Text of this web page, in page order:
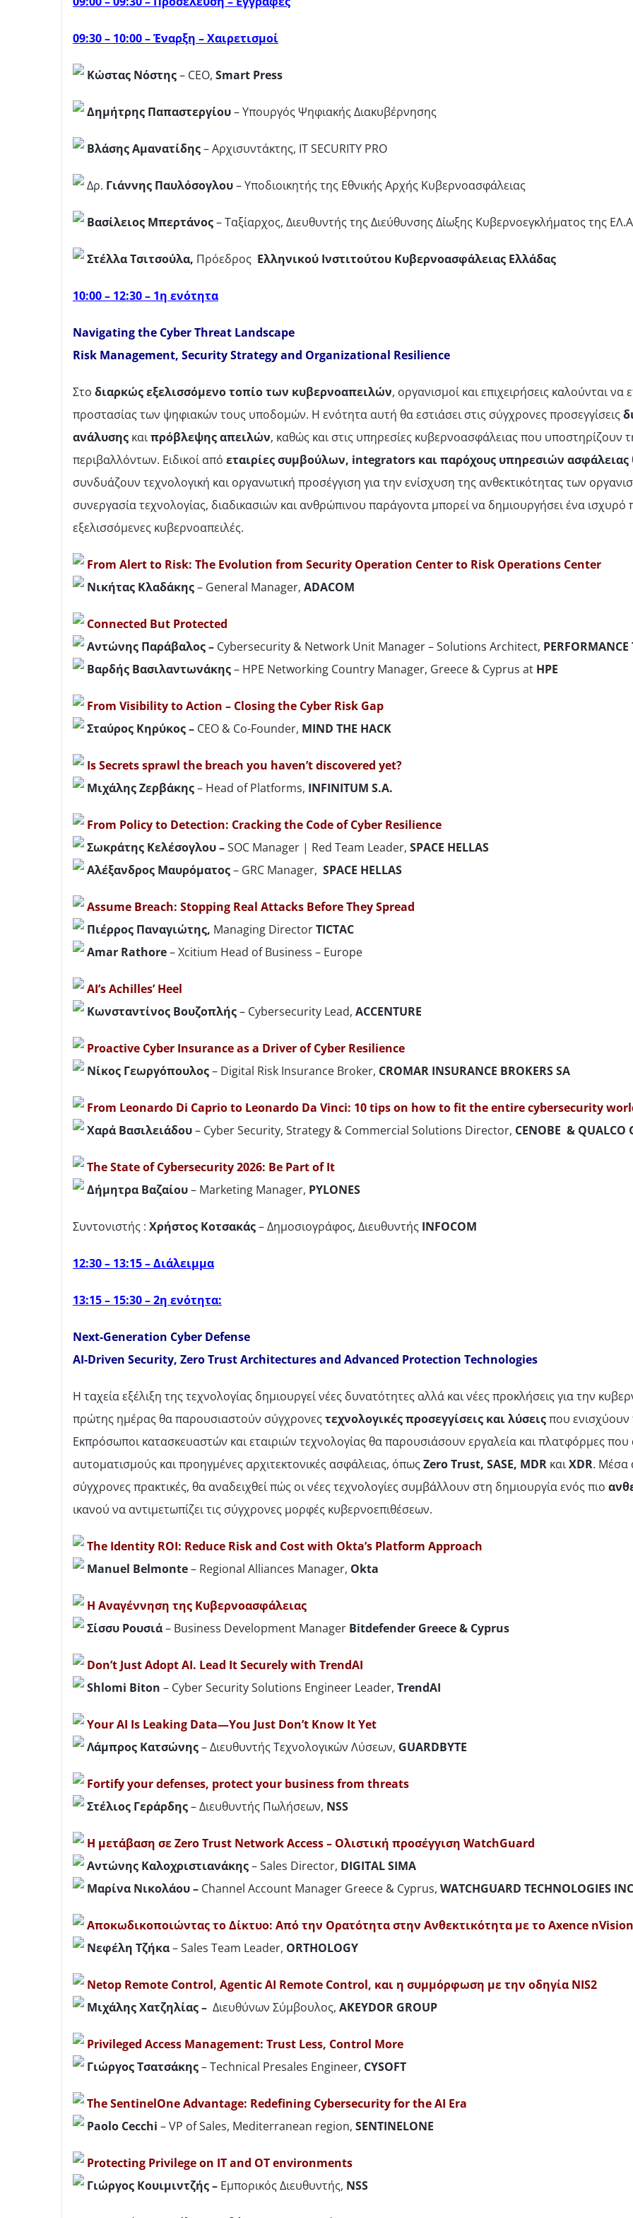
09:30 – 10:00 – Έναρξη – Χαιρετισμοί
Κώστας Νόστης– CEO, Smart Press
Δημήτρης Παπαστεργίου– Υπουργός Ψηφιακής Διακυβέρνησης
Βλάσης Αμανατίδης– Αρχισυντάκτης, IT SECURITY PRO
Δρ. Γιάννης Παυλόσογλου– Υποδιοικητής της Εθνικής Αρχής Κυβερνοασφάλειας
Βασίλειος Μπερτάνος– Ταξίαρχος, Διευθυντής της Διεύθυνσης Δίωξης Κυβερνοεγκλήματος της
Στέλλα Τσιτσούλα, Πρόεδρος Ελληνικού Ινστιτούτου Κυβερνοασφάλειας Ελλάδας
10:00 – 12:30 – 1η ενότητα
Navigating the Cyber Threat Landscape
Risk Management, Security Strategy and Organizational Resilience
Στο διαρκώς εξελισσόμενο τοπίο των κυβερνοαπειλών, οργανισμοί και επιχειρήσεις καλούνται
προστασίας των ψηφιακών τους υποδομών. Η ενότητα αυτή θα εστιάσει στις σύγχρονες προσεγγίσεις
ανάλυσηςκαιπρόβλεψης απειλών, καθώς και στις υπηρεσίες κυβερνοασφάλειας που υποστηρίζουν
περιβαλλόντων. Ειδικοί από εταιρίες συμβούλων, integrators και παρόχους υπηρεσιών ασφάλειας
συνδυάζουν τεχνολογική και οργανωτική προσέγγιση για την ενίσχυση της ανθεκτικότητας των
συνεργασία τεχνολογίας, διαδικασιών και ανθρώπινου παράγοντα μπορεί να δημιουργήσει ένα ισχυρό
εξελισσόμενες κυβερνοαπειλές.
From Alert to Risk: The Evolution from Security Operation Center to Risk Operations Center
ΝικήταςΚλαδάκης– General Manager, ADACOM
Connected But Protected
Αντώνης Παράβαλος –Cybersecurity & Network Unit Manager – Solutions Architect,
Βαρδής Βασιλαντωνάκης– HPE Networking Country Manager, Greece & Cyprus at HPE
From Visibility to Action – Closing the Cyber Risk Gap
ΣταύροςΚηρύκος– CEO & Co-Founder, MIND THE HACK
Ιs Secrets sprawl the breach you haven’t discovered yet?
ΜιχάληςΖερβάκης– Ηead of Platforms, INFINITUM S.A.
From Policy to Detection: Cracking the Code of Cyber Resilience
Σωκράτης Κελέσογλου –SOC Manager | Red Team Leader, SPACE HELLAS
Αλέξανδρος Μαυρόματος– GRC Manager, SPACE HELLAS
Assume Breach: Stopping Real Attacks Before They Spread
Πιέρρος Παναγιώτης, Managing DirectorTICTAC
Amar Rathore– Xcitium Head of Business – Europe
AI’s Achilles’ Heel
ΚωνσταντίνοςΒουζοπλής– Cybersecurity Lead, ACCENTURE
Proactive Cyber Insurance as a Driver of Cyber Resilience
ΝίκοςΓεωργόπουλος– Digital Risk Insurance Broker, CROMAR INSURANCE BROKERS SA
From Leonardo Di Caprio to Leonardo Da Vinci: 10 tips on how to fit the entire cybersecurity
Χαρά Βασιλειάδου– Cyber Security, Strategy & Commercial Solutions Director, CENOBE & QUALCO
The State of Cybersecurity 2026: Be Part of It
Δήμητρα Βαζαίου– Marketing Manager, PYLONES
Συντονιστής : Χρήστος Κοτσακάς– Δημοσιογράφος, Διευθυντής INFOCOM
12:30 – 13:15 – Διάλειμμα
13:15 – 15:30 – 2η ενότητα:
Next-Generation Cyber Defense
AI-Driven Security, Zero Trust Architectures and Advanced Protection Technologies
Η ταχεία εξέλιξη της τεχνολογίας δημιουργεί νέες δυνατότητες αλλά και νέες προκλήσεις για την
πρώτης ημέρας θα παρουσιαστούν σύγχρονεςτεχνολογικές προσεγγίσεις και λύσειςπου
Εκπρόσωποι κατασκευαστών και εταιριών τεχνολογίας θα παρουσιάσουν εργαλεία και πλατφόρμες
αυτοματισμούς και προηγμένες αρχιτεκτονικές ασφάλειας, όπωςZero Trust, SASE, MDR καιXDR. Μέσα
σύγχρονες πρακτικές, θα αναδειχθεί πώς οι νέες τεχνολογίες συμβάλλουν στη δημιουργία ενός πιο
ικανού να αντιμετωπίζει τις σύγχρονες μορφές κυβερνοεπιθέσεων.
The Identity ROI: Reduce Risk and Cost with Okta’s Platform Approach
Manuel Belmonte– Regional Alliances Manager, Okta
Η Αναγέννηση της Κυβερνοασφάλειας
Σίσσυ Ρουσιά– Business Development Manager Bitdefender Greece & Cyprus
Don’t Just Adopt AI. Lead It Securely with TrendAI
Shlomi Biton – Cyber Security Solutions Engineer Leader, TrendAI
Your AI Is Leaking Data—You Just Don’t Know It Yet
Λάμπρος Κατσώνης– Διευθυντής Τεχνολογικών Λύσεων, GUARDBYTE
Fortify your defenses, protect your business from threats
Στέλιος Γεράρδης– Διευθυντής Πωλήσεων, NSS
H μετάβαση σε Zero Trust Network Access – Ολιστική προσέγγιση WatchGuard
Αντώνης Καλοχριστιανάκης– Sales Director, DIGITAL SIMA
Μαρίνα Νικολάου –Channel Account Manager Greece & Cyprus, WATCHGUARD TECHNOLOGIES INC
Αποκωδικοποιώντας το Δίκτυο: Από την Ορατότητα στην Ανθεκτικότητα με τοAxence nVision
Νεφέλη Τζήκα– Sales Team Leader, ORTHOLOGY
Netop Remote Control, Agentic AI Remote Control, καιη συμμόρφωση μετην οδηγίαNIS2
Μιχάλης Χατζηλίας – Διευθύνων Σύμβουλος, AKEYDOR GROUP
Privileged Access Management: Trust Less, Control More
ΓιώργοςΤσατσάκης– Technical Presales Engineer, CYSOFT
The SentinelOne Advantage: Redefining Cybersecurity for the AI Era
Paolo Cecchi – VP of Sales, Mediterranean region, SENTINELONE
Protecting Privilege on IT and OT environments
Γιώργος Κουιμιντζής – Εμπορικός Διευθυντής, NSS